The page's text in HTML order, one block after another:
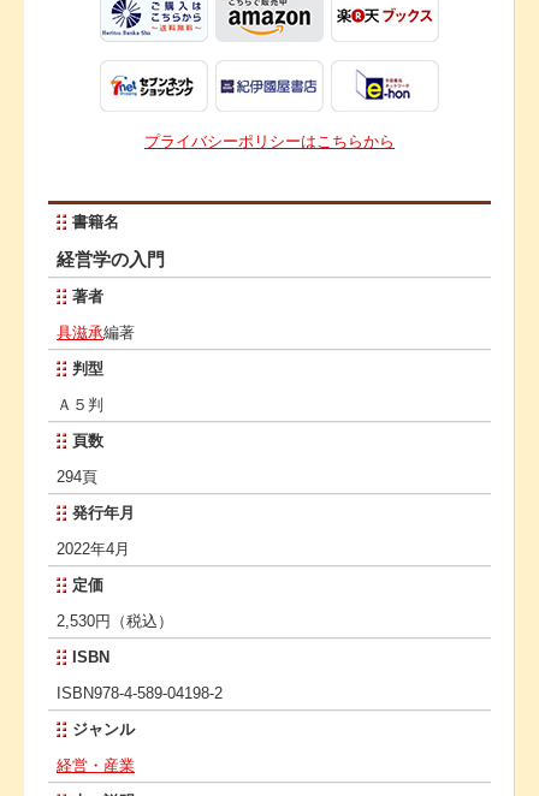
プライバシーポリシーはこちらから
書籍名
経営学の入門
著者
具滋承編著
判型
Ａ５判
頁数
294頁
発行年月
2022年4月
定価
2,530円（税込）
ISBN
ISBN978-4-589-04198-2
ジャンル
経営・産業